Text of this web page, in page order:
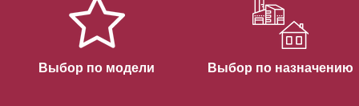
Выбор по модели Выбор по назначению